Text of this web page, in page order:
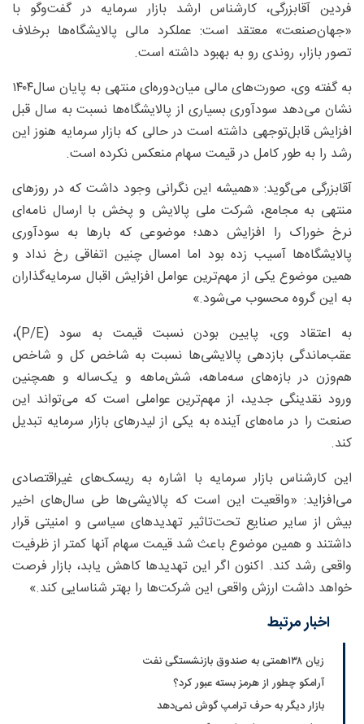
فردین آقابزرگی، کارشناس ارشد بازار سرمایه در گفت‌وگو با
«جهان‌صنعت» معتقد است: عملکرد مالی پالایشگاه‌ها برخلاف
تصور بازار، روندی رو به بهبود داشته است.
به گفته وی، صورت‌های مالی میان‌دوره‌ای منتهی به پایان سال۱۴۰۴
نشان می‌دهد سودآوری بسیاری از پالایشگاه‌ها نسبت به سال قبل
افزایش قابل‌توجهی داشته است در حالی که بازار سرمایه هنوز این
رشد را به طور کامل در قیمت سهام منعکس نکرده است.
آقابزرگی می‌گوید: «همیشه این نگرانی وجود داشت که در روزهای
منتهی به مجامع، شرکت ملی پالایش و پخش با ارسال نامه‌ای
نرخ خوراک را افزایش دهد؛ موضوعی که بارها به سودآوری
پالایشگاه‌ها آسیب زده بود اما امسال چنین اتفاقی رخ نداد و
همین موضوع یکی از مهم‌ترین عوامل افزایش اقبال سرمایه‌گذاران
به این گروه محسوب می‌شود.»
به اعتقاد وی، پایین بودن نسبت قیمت به سود (E/‏P)،
عقب‌ماندگی بازدهی پالایشی‌ها نسبت به شاخص کل و شاخص
هم‌وزن در بازه‌های سه‌ماهه، شش‌ماهه و یک‌ساله و همچنین
ورود نقدینگی جدید، از مهم‌ترین عواملی است که می‌تواند این
صنعت را در ماه‌های آینده به یکی از لیدرهای بازار سرمایه تبدیل
کند.
این کارشناس بازار سرمایه با اشاره به ریسک‌های غیراقتصادی
می‌افزاید: «واقعیت این است که پالایشی‌ها طی سال‌های اخیر
بیش از سایر صنایع تحت‌تاثیر تهدیدهای سیاسی و امنیتی قرار
داشتند و همین موضوع باعث شد قیمت سهام آنها کمتر از ظرفیت
واقعی رشد کند. اکنون اگر این تهدیدها کاهش یابد، بازار فرصت
خواهد داشت ارزش واقعی این شرکت‌ها را بهتر شناسایی کند.»
اخبار مرتبط
زیان ۱۳۸همتی به صندوق بازنشستگی نفت
آرامکو چطور از هرمز بسته عبور کرد؟
بازار دیگر به حرف ترامپ گوش نمی‌دهد